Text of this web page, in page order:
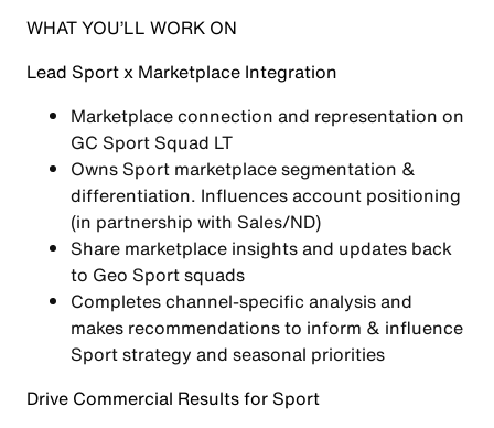
WHAT YOU’LL WORK ON
Lead Sport x Marketplace Integration
Marketplace connection and representation on
GC Sport Squad LT
Owns Sport marketplace segmentation &
differentiation. Influences account positioning
(in partnership with Sales/ND)
Share marketplace insights and updates back
to Geo Sport squads
Completes channel-specific analysis and
makes recommendations to inform & influence
Sport strategy and seasonal priorities
Drive Commercial Results for Sport